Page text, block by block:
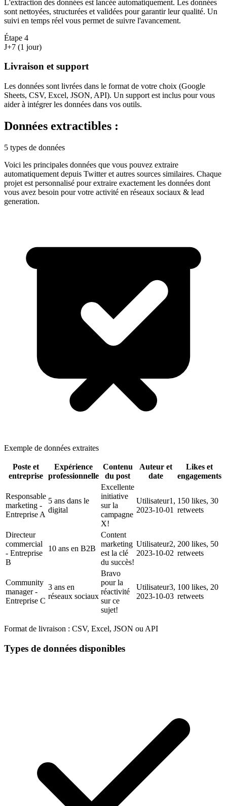
L'extraction des données est lancée automatiquement. Les données
sont nettoyées, structurées et validées pour garantir leur qualité. Un
suivi en temps réel vous permet de suivre l'avancement.
Étape 4
J+7 (1 jour)
Livraison et support
Les données sont livrées dans le format de votre choix (Google
Sheets, CSV, Excel, JSON, API). Un support est inclus pour vous
aider à intégrer les données dans vos outils.
Données extractibles :
5 types de données
Voici les principales données que vous pouvez extraire
automatiquement depuis Twitteret autres sources similaires. Chaque
projet est personnalisé pour extraire exactement les données dont
vous avez besoin pour votre activité en réseaux sociaux & lead
generation.
Exemple de données extraites
Poste et
entreprise
Expérience
professionnelle
Contenu
du post
Auteur et
date
Likes et
engagements
Responsable
marketing -
Entreprise A
5 ans dans le
digital
Excellente
initiative
sur la
campagne
X!
Utilisateur1,
2023-10-01
150 likes, 30
retweets
Directeur
commercial
- Entreprise
B
10 ans en B2B
Content
marketing
est la clé
du succès!
Utilisateur2,
2023-10-02
200 likes, 50
retweets
Community
manager -
Entreprise C
3 ans en
réseaux sociaux
Bravo
pour la
réactivité
sur ce
sujet!
Utilisateur3,
2023-10-03
100 likes, 20
retweets
Format de livraison : CSV, Excel, JSON ou API
Types de données disponibles